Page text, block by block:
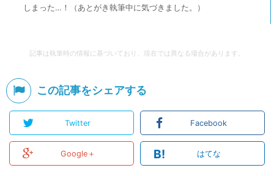
しまった…！（あとがき執筆中に気づきました。）
記事は執筆時の情報に基づいており、現在では異なる場合があります。
この記事をシェアする
Twitter Facebook
Google＋ B! はてな